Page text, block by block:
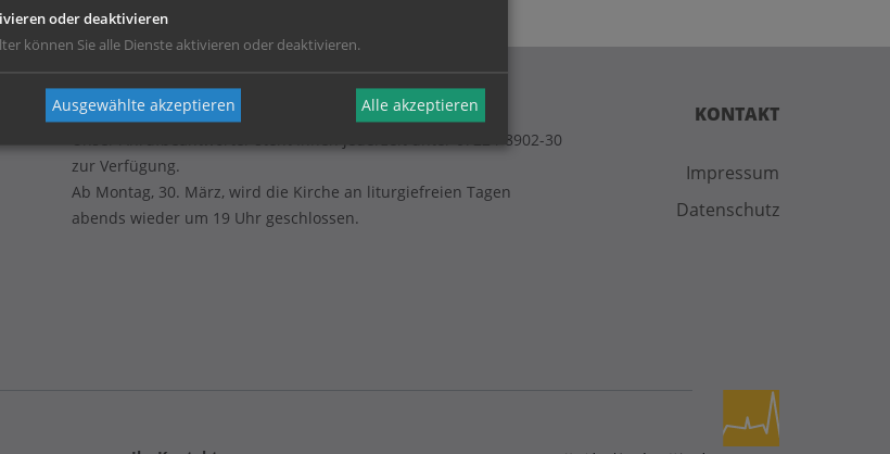
KONTAKT
Impressum
Datenschutz
(Dienstags geschlossen)
Unser Anrufbeantworter steht Ihnen jederzeit unter 07224-8902-30
zur Verfügung.
Ab Montag, 30. März, wird die Kirche an liturgiefreien Tagen
abends wieder um 19 Uhr geschlossen.
oder deaktivieren
können Sie alle Dienste aktivieren oder deaktivieren.
Ausgewählte akzeptieren Alle akzeptieren